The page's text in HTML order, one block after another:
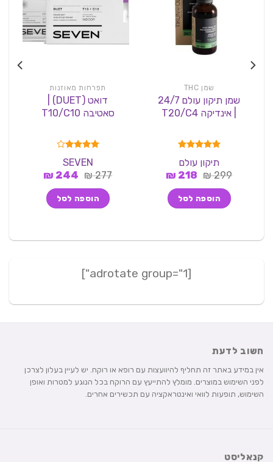
שמן THC
שמן תיקון עולם 24/7
| אינדיקה T20/C4
מתוך 5
תיקון עולם
299
₪ המחיר
היה:
299 ₪.
218
₪המחיר
הוא:
218 ₪.
הוספה לסל
תפרחות מאוזנות
דואט (DUET) |
סאטיבה T10/C10
דורג 4.00
מתוך 5SEVEN
277
₪ המחיר
היה:
277 ₪.
244
₪המחיר
הוא:
244 ₪.
הוספה לסל
חשוב לדעת
אין במידע באתר זה תחליף להיוועצות עם רופא או רוקח. יש לעיין בעלון לצרכן
לפני השימוש במוצרים. מומלץ להתייעץ עם הרוקח בכל הנוגע למטרות ואופן
השימוש, תופעות לוואי ואינטראקציה עם תכשירים אחרים.
קנאליסט